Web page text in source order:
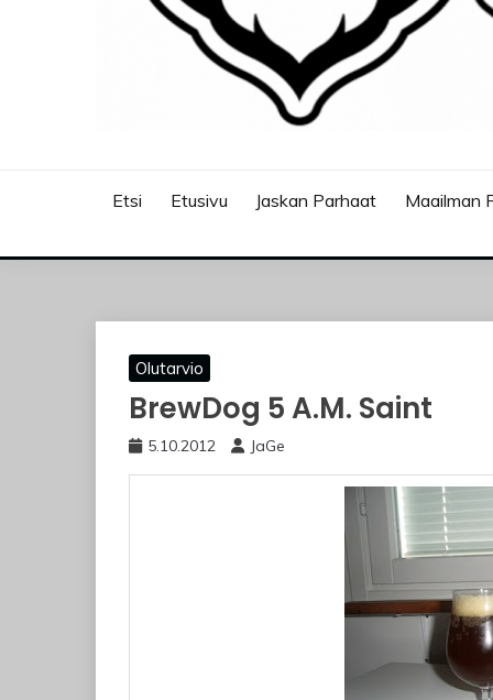
Etsi Etusivu Jaskan Parhaat Maailman
Olutarvio
BrewDog 5 A.M. Saint
5.10.2012 JaGe